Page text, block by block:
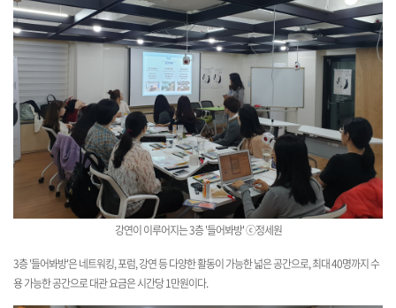
강연이 이루어지는 3층 '들어봐방' ⓒ정세원
3층 '들어봐방'은 네트워킹, 포럼, 강연 등 다양한 활동이 가능한 넓은 공간으로, 최대 40명까지 수
용 가능한 공간으로 대관 요금은 시간당 1만원이다.